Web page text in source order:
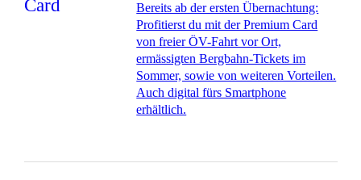
Bereits ab der ersten Übernachtung:
Profitierst du mit der Premium Card
von freier ÖV-Fahrt vor Ort,
ermässigten Bergbahn-Tickets im
Sommer, sowie von weiteren Vorteilen.
Auch digital fürs Smartphone
erhältlich.